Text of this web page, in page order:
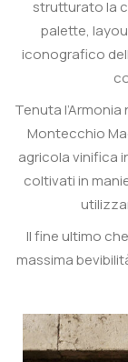
strutturato la
palette,
iconografico
Tenuta l’Armonia
Montecchio
agricola vinifica
coltivati in
Il fine ultimo
massima